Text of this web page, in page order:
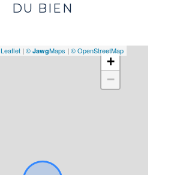
DU BIEN
+
−
Leaflet | © JawgMaps | © OpenStreetMap